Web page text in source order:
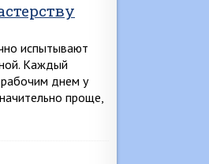
испытывают
Каждый
днем у
проще,